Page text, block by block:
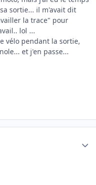
sortie... il m'avait dit
la trace" pour
lol ...
vélo pendant la sortie,
et j'en passe...